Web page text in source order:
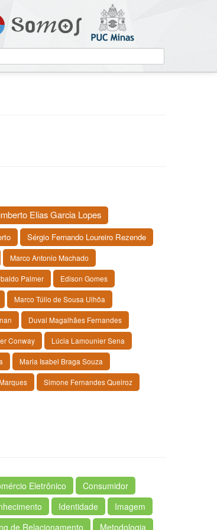
Elias Garcia Lopes
Sérgio Fernando Loureiro Rezende
Marco Antonio Machado
Palmer Edison Gomes
Marco Túlio de Sousa Ulhôa
Duval Magalhães Fernandes
Conway Lúcia Lamounier Sena
Maria Isabel Braga Souza
Simone Fernandes Queiroz
Eletrônico
Consumidor
Identidade
Imagem
de Relacionamento Metodologia